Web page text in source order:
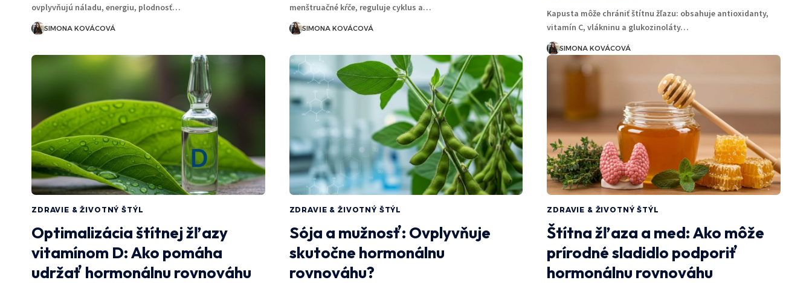
ovplyvňujú náladu, energiu, plodnosť…
SIMONA KOVÁCOVÁ
menštruačné kŕče, reguluje cyklus a…
SIMONA KOVÁCOVÁ
Kapusta môže chrániť štítnu žľazu: obsahuje antioxidanty,
vitamín C, vlákninu a glukozinoláty…
SIMONA KOVÁCOVÁ
ZDRAVIE & ŽIVOTNÝ ŠTÝL
Optimalizácia štítnej žľazy
vitamínom D: Ako pomáha
udržať hormonálnu rovnováhu
ZDRAVIE & ŽIVOTNÝ ŠTÝL
Sója a mužnosť: Ovplyvňuje
skutočne hormonálnu
rovnováhu?
ZDRAVIE & ŽIVOTNÝ ŠTÝL
Štítna žľaza a med: Ako môže
prírodné sladidlo podporiť
hormonálnu rovnováhu